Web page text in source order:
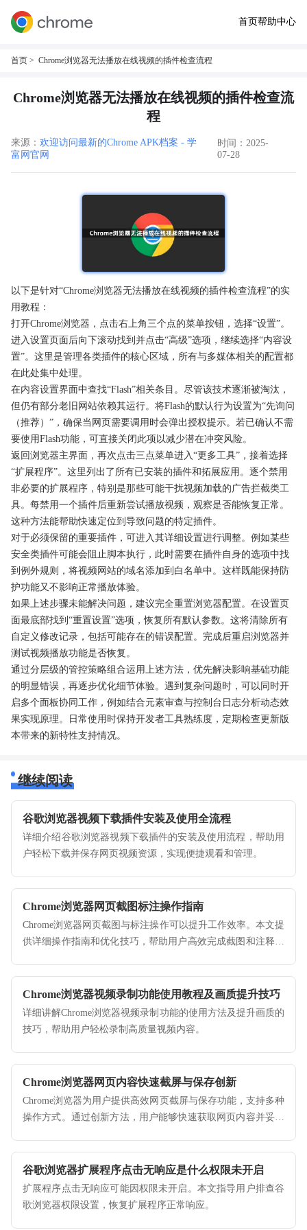
首页帮助中心
首页 > Chrome浏览器无法播放在线视频的插件检查流程
Chrome浏览器无法播放在线视频的插件检查流
程
来源： 欢迎访问最新的Chrome APK档案 - 学
富网官网
时间：2025-
07-28
以下是针对“Chrome浏览器无法播放在线视频的插件检查流程”的实
用教程：
打开Chrome浏览器，点击右上角三个点的菜单按钮，选择“设置”。
进入设置页面后向下滚动找到并点击“高级”选项，继续选择“内容设
置”。这里是管理各类插件的核心区域，所有与多媒体相关的配置都
在此处集中处理。
在内容设置界面中查找“Flash”相关条目。尽管该技术逐渐被淘汰，
但仍有部分老旧网站依赖其运行。将Flash的默认行为设置为“先询问
（推荐）”，确保当网页需要调用时会弹出授权提示。若已确认不需
要使用Flash功能，可直接关闭此项以减少潜在冲突风险。
返回浏览器主界面，再次点击三点菜单进入“更多工具”，接着选择
“扩展程序”。这里列出了所有已安装的插件和拓展应用。逐个禁用
非必要的扩展程序，特别是那些可能干扰视频加载的广告拦截类工
具。每禁用一个插件后重新尝试播放视频，观察是否能恢复正常。
这种方法能帮助快速定位到导致问题的特定插件。
对于必须保留的重要插件，可进入其详细设置进行调整。例如某些
安全类插件可能会阻止脚本执行，此时需要在插件自身的选项中找
到例外规则，将视频网站的域名添加到白名单中。这样既能保持防
护功能又不影响正常播放体验。
如果上述步骤未能解决问题，建议完全重置浏览器配置。在设置页
面最底部找到“重置设置”选项，恢复所有默认参数。这将清除所有
自定义修改记录，包括可能存在的错误配置。完成后重启浏览器并
测试视频播放功能是否恢复。
通过分层级的管控策略组合运用上述方法，优先解决影响基础功能
的明显错误，再逐步优化细节体验。遇到复杂问题时，可以同时开
启多个面板协同工作，例如结合元素审查与控制台日志分析动态效
果实现原理。日常使用时保持开发者工具熟练度，定期检查更新版
本带来的新特性支持情况。
继续阅读
谷歌浏览器视频下载插件安装及使用全流程
详细介绍谷歌浏览器视频下载插件的安装及使用流程，帮助用
户轻松下载并保存网页视频资源，实现便捷观看和管理。
Chrome浏览器网页截图标注操作指南
Chrome浏览器网页截图与标注操作可以提升工作效率。本文提
供详细操作指南和优化技巧，帮助用户高效完成截图和注释任
Chrome浏览器视频录制功能使用教程及画质提升技巧
详细讲解Chrome浏览器视频录制功能的使用方法及提升画质的
技巧，帮助用户轻松录制高质量视频内容。
Chrome浏览器网页内容快速截屏与保存创新
Chrome浏览器为用户提供高效网页截屏与保存功能，支持多种
操作方式。通过创新方法，用户能够快速获取网页内容并妥善
谷歌浏览器扩展程序点击无响应是什么权限未开启
扩展程序点击无响应可能因权限未开启。本文指导用户排查谷
歌浏览器权限设置，恢复扩展程序正常响应。